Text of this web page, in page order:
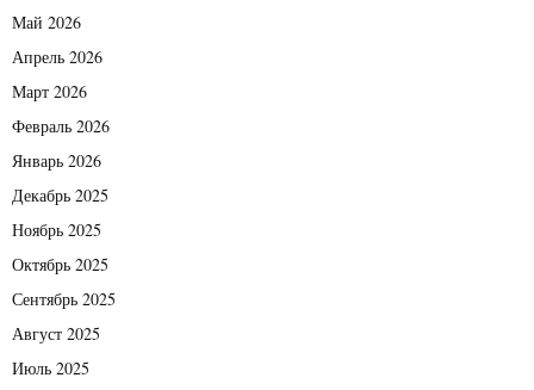
Май 2026
Апрель 2026
Март 2026
Февраль 2026
Январь 2026
Декабрь 2025
Ноябрь 2025
Октябрь 2025
Сентябрь 2025
Август 2025
Июль 2025